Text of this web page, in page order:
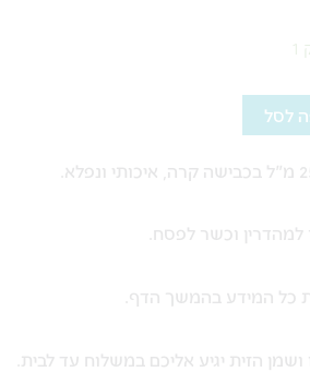
לסל
וכשר לפסח.
כל המידע בהמשך הדף.
הזית יגיע אליכם במשלוח עד לבית.